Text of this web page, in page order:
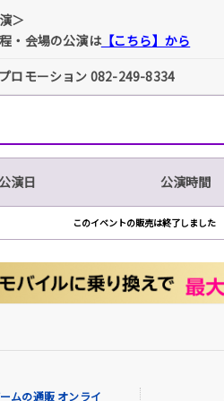
＞
・会場の公演は【こちら】から
ロモーション 082-249-8334
演日 公演時間
このイベントの販売は終了しました
ムの通販 オンライ